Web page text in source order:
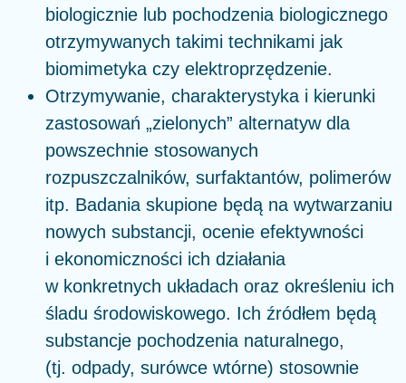
biologicznie lub pochodzenia biologicznego
otrzymywanych takimi technikami jak
biomimetyka czy elektroprzędzenie.
Otrzymywanie, charakterystyka i kierunki
zastosowań „zielonych” alternatyw dla
powszechnie stosowanych
rozpuszczalników, surfaktantów, polimerów
itp. Badania skupione będą na wytwarzaniu
nowych substancji, ocenie efektywności
i ekonomiczności ich działania
w konkretnych układach oraz określeniu ich
śladu środowiskowego. Ich źródłem będą
substancje pochodzenia naturalnego,
(tj. odpady, surówce wtórne) stosownie